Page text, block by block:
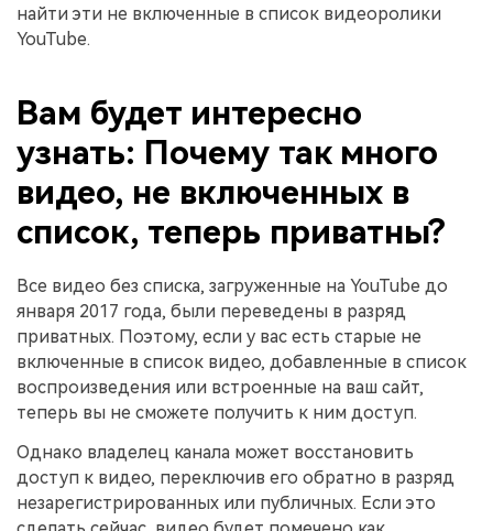
найти эти не включенные в список видеоролики
YouTube.
Вам будет интересно
узнать: Почему так много
видео, не включенных в
список, теперь приватны?
Все видео без списка, загруженные на YouTube до
января 2017 года, были переведены в разряд
приватных. Поэтому, если у вас есть старые не
включенные в список видео, добавленные в список
воспроизведения или встроенные на ваш сайт,
теперь вы не сможете получить к ним доступ.
Однако владелец канала может восстановить
доступ к видео, переключив его обратно в разряд
незарегистрированных или публичных. Если это